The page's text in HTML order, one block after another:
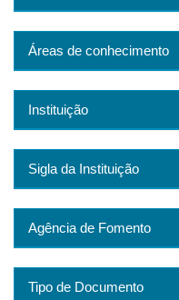
Áreas de conhecimento
Instituição
Sigla da Instituição
Agência de Fomento
Tipo de Documento